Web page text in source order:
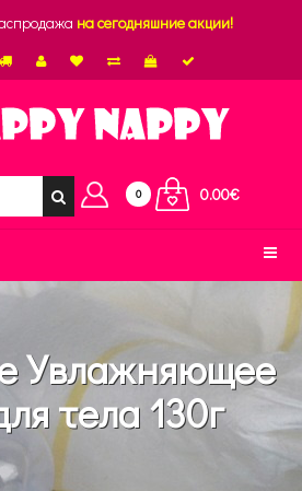
на сегодняшние акции!
0 0.00€
Увлажняющее
тела 130г